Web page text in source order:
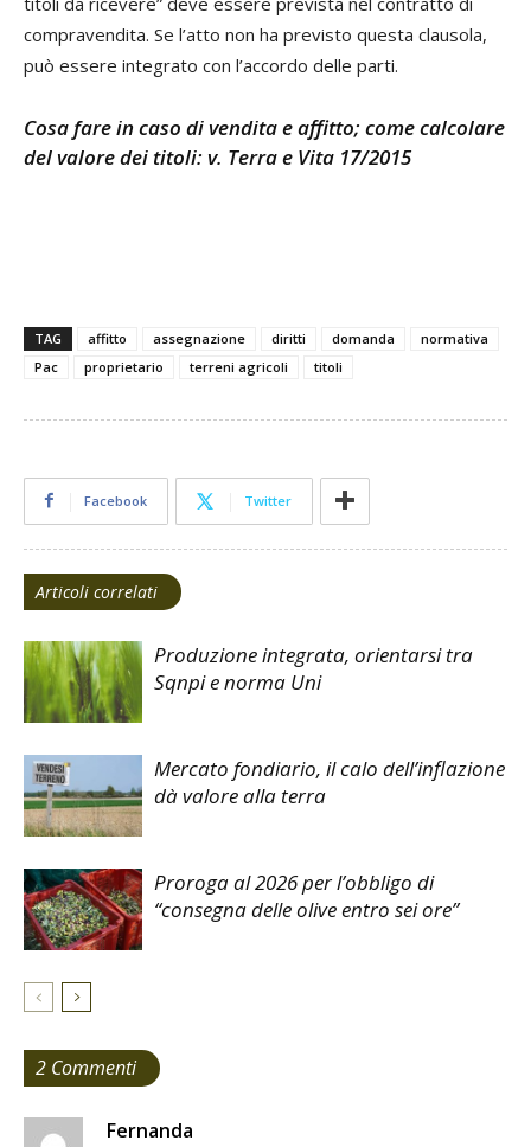
compravendita. Se l’atto non ha previsto questa clausola,
può essere integrato con l’accordo delle parti.
Cosa fare in caso di vendita e affitto; come calcolare
del valore dei titoli: v. Terra e Vita 17/2015
TAG affitto assegnazione diritti domanda
normativa
Pac
proprietario terreni agricoli titoli
Facebook Twitter
Articoli correlati
Produzione integrata, orientarsi tra
Sqnpi e norma Uni
Mercato fondiario, il calo dell’inflazione
dà valore alla terra
Proroga al 2026 per l’obbligo di
“consegna delle olive entro sei ore”
2 Commenti
Fernanda